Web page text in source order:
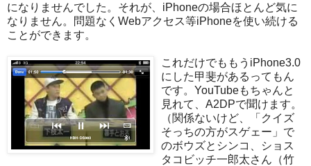
になりませんでした。それが、iPhoneの場合ほとんど気に
なりません。問題なくWebアクセス等iPhoneを使い続ける
ことができます。
これだけでももうiPhone3.0
にした甲斐があるってもん
です。YouTubeもちゃんと
見れて、A2DPで聞けます。
（関係ないけど、「クイズ
そっちの方がスゲェー」で
のボウズとシンコ、ショス
タコビッチ一郎太さん（竹